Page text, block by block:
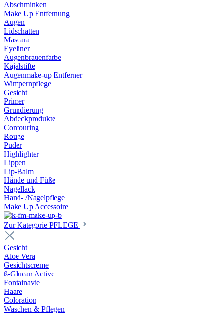
Abschminken
Make Up Entfernung
Augen
Lidschatten
Mascara
Eyeliner
Augenbrauenfarbe
Kajalstifte
Augenmake-up Entferner
Wimpernpflege
Gesicht
Primer
Grundierung
Abdeckprodukte
Contouring
Rouge
Puder
Highlighter
Lippen
Lip-Balm
Hände und Füße
Nagellack
Hand- /Nagelpflege
Make Up Accessoire
Zur Kategorie PFLEGE
Gesicht
Aloe Vera
Gesichtscreme
ß-Glucan Active
Fontainavie
Haare
Coloration
Waschen & Pflegen